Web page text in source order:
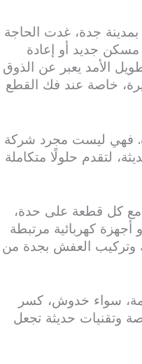
بمدينة جدة، غدت الحاجة
جديد أو إعادة
الأمد يعبر عن الذوق
خاصة عند فك القطع
فهي ليست مجرد شركة
لتقدم حلولًا متكاملة
مع كل قطعة على حدة،
كهربائية مرتبطة
وتركيب العفش بجدة من
سواء خدوش، كسر
وتقنيات حديثة تجعل